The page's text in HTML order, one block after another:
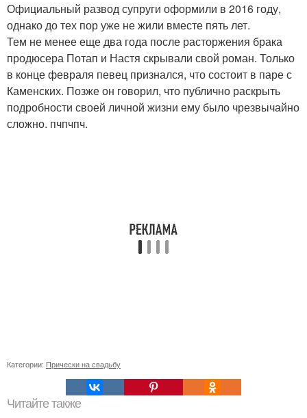
Официальный развод супруги оформили в 2016 году,
однако до тех пор уже не жили вместе пять лет.
Тем не менее еще два года после расторжения брака
продюсера Потап и Настя скрывали свой роман. Только
в конце февраля певец признался, что состоит в паре с
Каменских. Позже он говорил, что публично раскрыть
подробности своей личной жизни ему было чрезвычайно
сложно. пчпчпч.
Категории: Прически на свадьбу
Читайте также